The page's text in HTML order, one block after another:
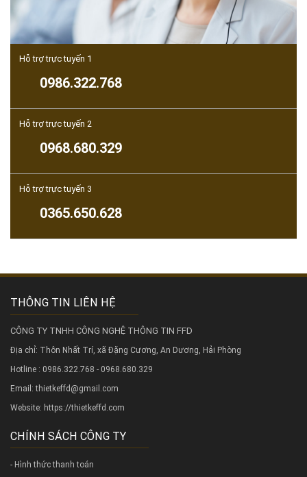
Hỗ trợ trực tuyến 1
0986.322.768
Hỗ trợ trực tuyến 2
0968.680.329
Hỗ trợ trực tuyến 3
0365.650.628
THÔNG TIN LIÊN HỆ
CÔNG TY TNHH CÔNG NGHỆ THÔNG TIN FFD
Địa chỉ: Thôn Nhất Trí, xã Đặng Cương, An Dương, Hải Phòng
Hotline : 0986.322.768 - 0968.680.329
Email: thietkeffd@gmail.com
Website: https://thietkeffd.com
CHÍNH SÁCH CÔNG TY
- Hình thức thanh toán